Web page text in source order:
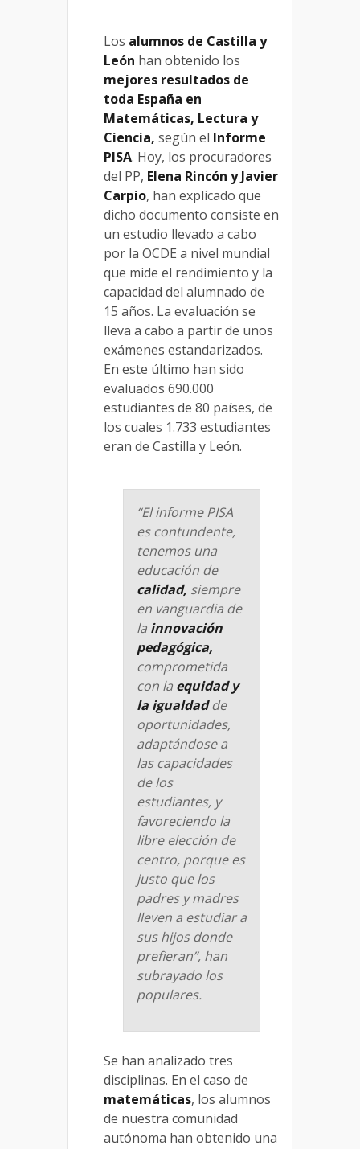
Los alumnos de Castilla y
León han obtenido los
mejores resultados de
toda España en
Matemáticas, Lectura y
Ciencia, según el Informe
PISA. Hoy, los procuradores
del PP, Elena Rincón y Javier
Carpio, han explicado que
dicho documento consiste en
un estudio llevado a cabo
por la OCDE a nivel mundial
que mide el rendimiento y la
capacidad del alumnado de
15 años. La evaluación se
lleva a cabo a partir de unos
exámenes estandarizados.
En este último han sido
evaluados 690.000
estudiantes de 80 países, de
los cuales 1.733 estudiantes
eran de Castilla y León.
“El informe PISA
es contundente,
tenemos una
educación de
calidad, siempre
en vanguardia de
la innovación
pedagógica,
comprometida
con la equidad y
la igualdadde
oportunidades,
adaptándose a
las capacidades
de los
estudiantes, y
favoreciendo la
libre elección de
centro, porque es
justo que los
padres y madres
lleven a estudiar a
sus hijos donde
prefieran”, han
subrayado los
populares.
Se han analizado tres
disciplinas. En el caso de
matemáticas, los alumnos
de nuestra comunidad
autónoma han obtenido una